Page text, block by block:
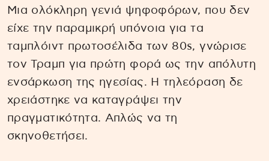
Μια ολόκληρη γενιά ψηφοφόρων, που δεν
είχε την παραμικρή υπόνοια για τα
ταμπλόιντ πρωτοσέλιδα των 80s, γνώρισε
τον Τραμπ για πρώτη φορά ως την απόλυτη
ενσάρκωση της ηγεσίας. Η τηλεόραση δε
χρειάστηκε να καταγράψει την
πραγματικότητα. Απλώς να τη
σκηνοθετήσει.